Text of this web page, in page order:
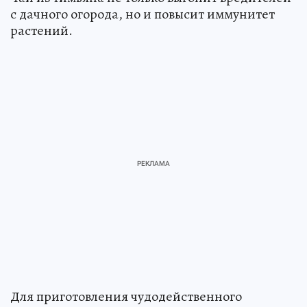
с дачного огорода, но и повысит иммунитет
растений.
Для приготовления чудодейственного